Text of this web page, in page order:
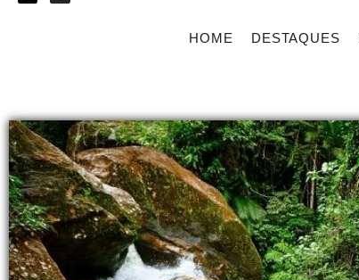
HOME DESTAQUES